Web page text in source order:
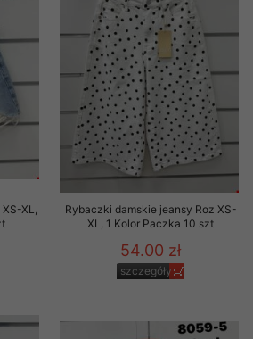
XL,
Rybaczki damskie jeansy Roz XS-
XL, 1 Kolor Paczka 10 szt
54.00 zł
szczegóły
przez OMEZ
wycofanie zgody nie
oraz usunięcia
zautomatyzowanemu
Twoich